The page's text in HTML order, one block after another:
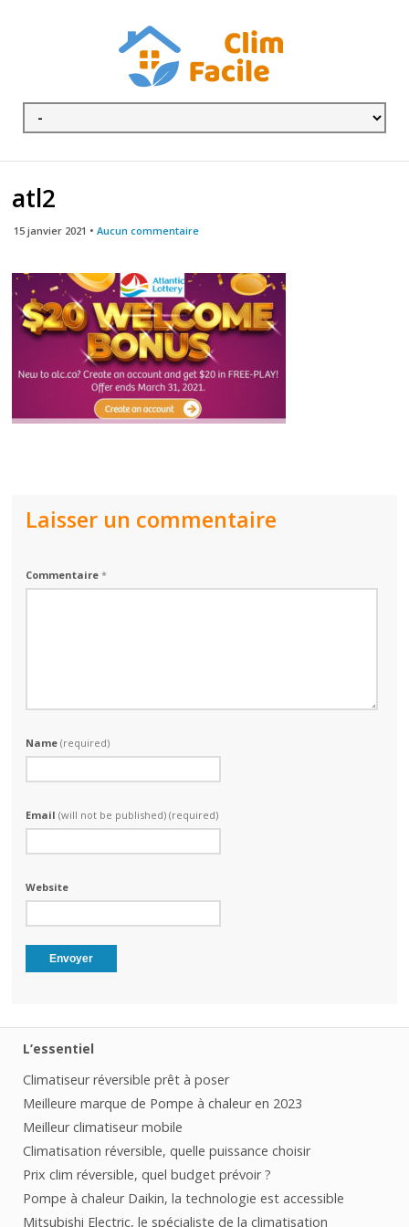
atl2
15 janvier 2021 •Aucun commentaire
Laisser un commentaire
Commentaire*
Name(required)
Email(will not be published) (required)
Website
L’essentiel
Climatiseur réversible prêt à poser
Meilleure marque de Pompe à chaleur en 2023
Meilleur climatiseur mobile
Climatisation réversible, quelle puissance choisir
Prix clim réversible, quel budget prévoir ?
Pompe à chaleur Daikin, la technologie est accessible
Mitsubishi Electric, le spécialiste de la climatisation